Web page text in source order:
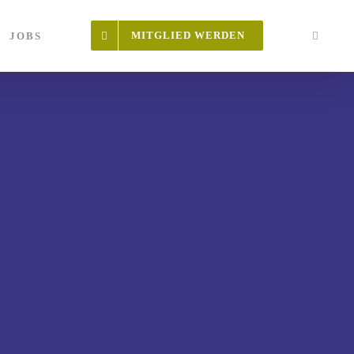
JOBS MITGLIED WERDEN